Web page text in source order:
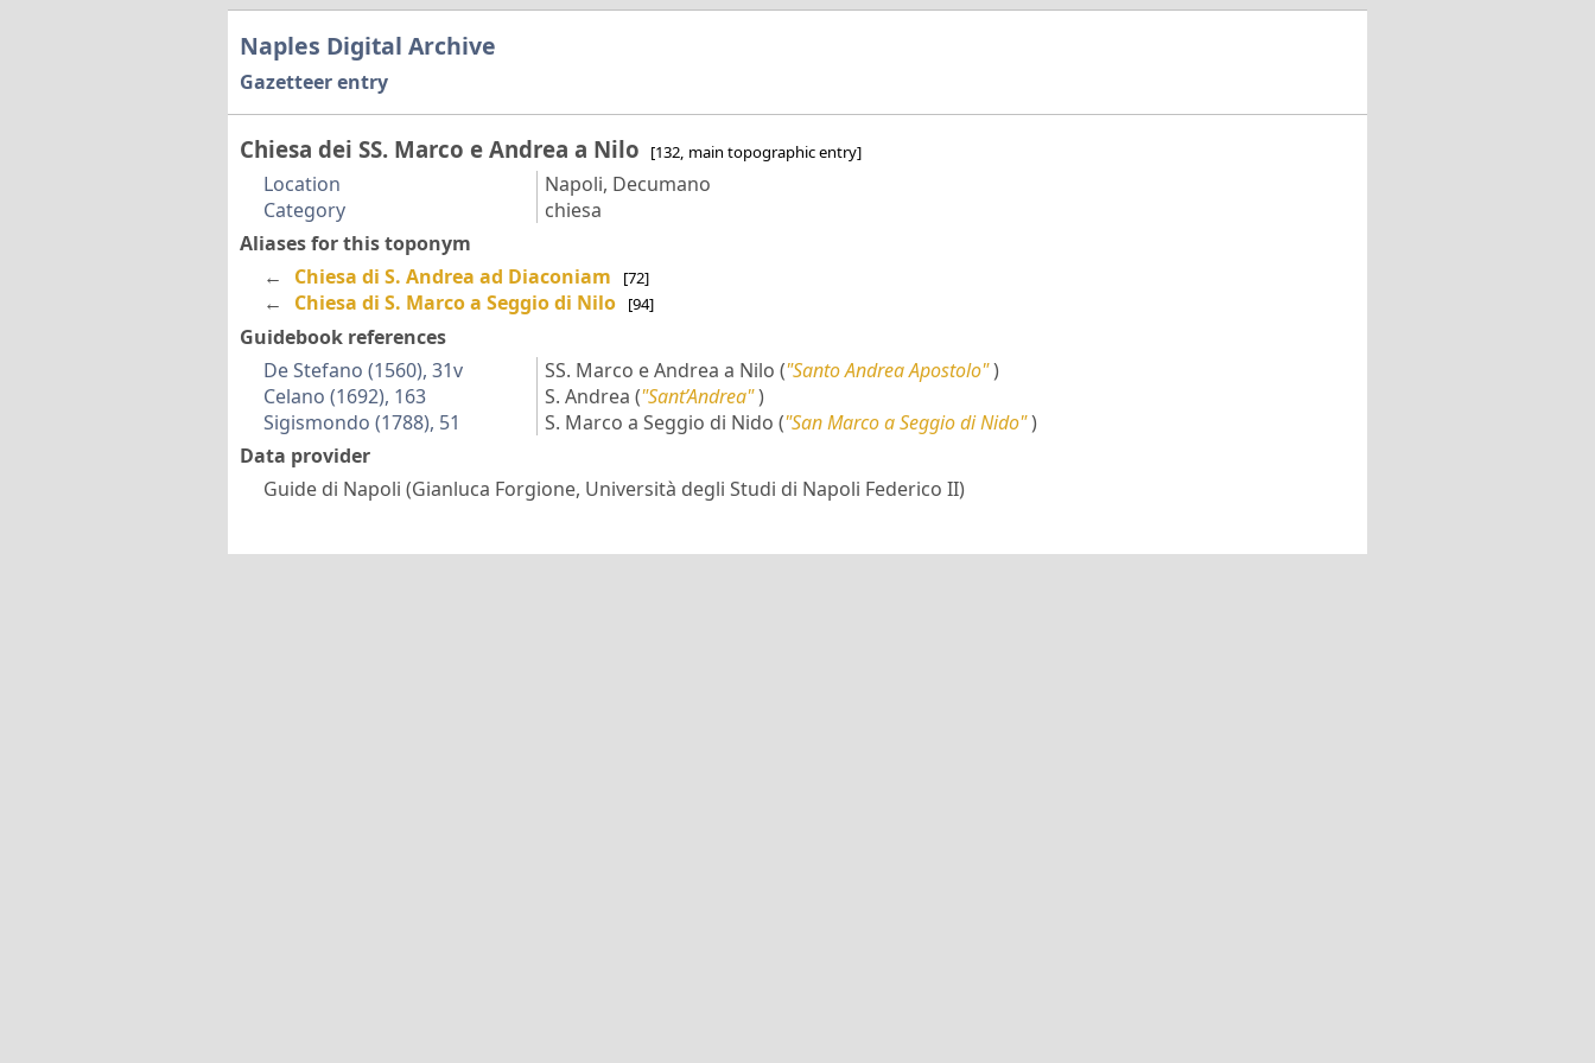
Naples Digital Archive
Gazetteer entry
Chiesa dei SS. Marco e Andrea a Nilo [132, main topographic entry]
Location
Napoli, Decumano
Category
chiesa
Aliases for this toponym
←
Chiesa di S. Andrea ad Diaconiam [72]
← Chiesa di S. Marco a Seggio di Nilo [94]
Guidebook references
De Stefano (1560), 31v
SS. Marco e Andrea a Nilo ("Santo Andrea Apostolo")
Celano (1692), 163
S. Andrea ("Sant’Andrea")
Sigismondo (1788), 51
S. Marco a Seggio di Nido ("San Marco a Seggio di Nido")
Data provider
Guide di Napoli (Gianluca Forgione, Università degli Studi di Napoli Federico II)